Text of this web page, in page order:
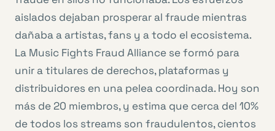
aislados dejaban prosperar al fraude mientras
dañaba a artistas, fans y a todo el ecosistema.
La Music Fights Fraud Alliance se formó para
unir a titulares de derechos, plataformas y
distribuidores en una pelea coordinada. Hoy son
más de 20 miembros, y estima que cerca del 10%
de todos los streams son fraudulentos, cientos